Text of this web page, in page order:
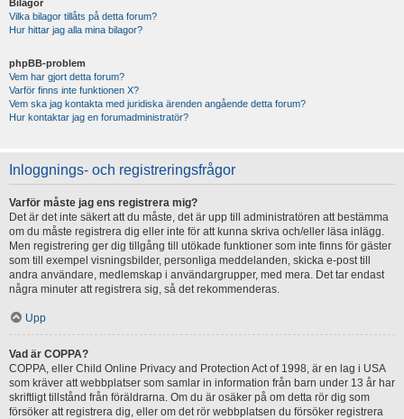
Bilagor
Vilka bilagor tillåts på detta forum?
Hur hittar jag alla mina bilagor?
phpBB-problem
Vem har gjort detta forum?
Varför finns inte funktionen X?
Vem ska jag kontakta med juridiska ärenden angående detta forum?
Hur kontaktar jag en forumadministratör?
Inloggnings- och registreringsfrågor
Varför måste jag ens registrera mig?
Det är det inte säkert att du måste, det är upp till administratören att bestämma
om du måste registrera dig eller inte för att kunna skriva och/eller läsa inlägg.
Men registrering ger dig tillgång till utökade funktioner som inte finns för gäster
som till exempel visningsbilder, personliga meddelanden, skicka e-post till
andra användare, medlemskap i användargrupper, med mera. Det tar endast
några minuter att registrera sig, så det rekommenderas.
Upp
Vad är COPPA?
COPPA, eller Child Online Privacy and Protection Act of 1998, är en lag i USA
som kräver att webbplatser som samlar in information från barn under 13 år har
skriftligt tillstånd från föräldrarna. Om du är osäker på om detta rör dig som
försöker att registrera dig, eller om det rör webbplatsen du försöker registrera